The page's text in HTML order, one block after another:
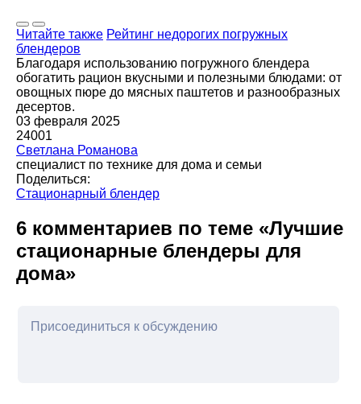
Читайте также Рейтинг недорогих погружных
блендеров
Благодаря использованию погружного блендера
обогатить рацион вкусными и полезными блюдами: от
овощных пюре до мясных паштетов и разнообразных
десертов.
03 февраля 2025
24001
Светлана Романова
специалист по технике для дома и семьи
Поделиться:
Стационарный блендер
6 комментариев по теме «Лучшие
стационарные блендеры для
дома»